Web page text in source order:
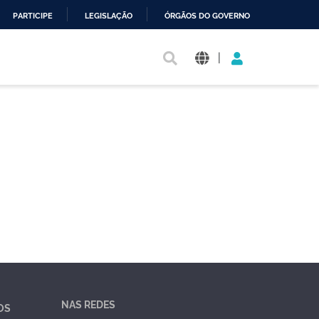
PARTICIPE LEGISLAÇÃO ÓRGÃOS DO GOVERNO
|
NAS REDES